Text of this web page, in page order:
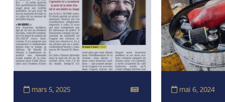
mars 5, 2025 mai 6, 2024